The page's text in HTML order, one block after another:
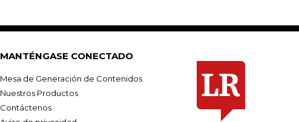
MANTÉNGASE CONECTADO
Mesa de Generación de Contenidos
Nuestros Productos
Contáctenos